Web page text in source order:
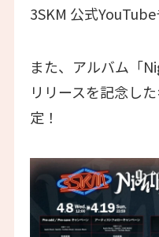
3SKM 公式
また、アルバム「
リリースを記念し
定！